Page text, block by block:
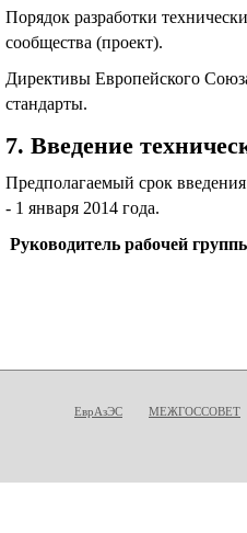
Порядок разработки
сообщества (проект).
Директивы Европейского
стандарты.
7. Введение
Предполагаемый срок
- 1 января 2014 года.
Руководитель
ЕврАзЭС МЕЖГОССОВЕТ